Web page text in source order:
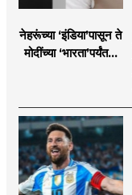
नेहरूंच्या ‘इंडिया’पासून ते
मोदींच्या ‘भारता’पर्यंतचा